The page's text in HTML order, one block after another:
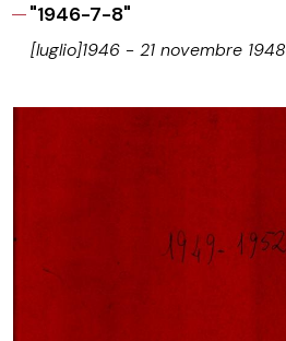
"1946-7-8"
[luglio]1946 - 21 novembre 1948